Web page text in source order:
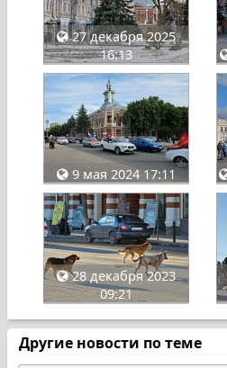
27 декабря 2025
16:13
9 мая 2024 17:11
28 декабря 2023
09:21
Другие новости по теме